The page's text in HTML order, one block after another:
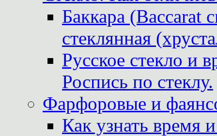
Баккара (Baccarat
стеклянная
Русское стекло и
Роспись по стеклу.
Фарфоровые и
Как узнать время